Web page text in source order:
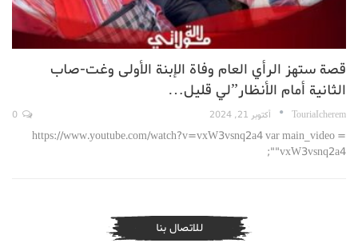
قصة ستهز الرأي العام وفاة الإبنة الأولى وغت-صاب
الثانية أمام الأنظار”لي قليل…
TouriaIcherem أكتوبر 21, 2024
https://www.youtube.com/watch?v=vxW3vsnq2a4 var main_video =
"vxW3vsnq2a4";
للاتصال بنا